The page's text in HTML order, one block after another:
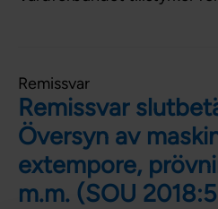
Remissvar
Remissvar
Översyn av
extempore,
m.m. (SOU